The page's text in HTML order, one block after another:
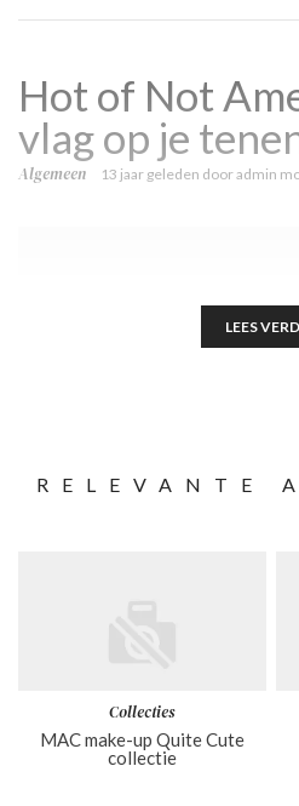
Hot of Not
vlag op je
Algemeen 13 jaar geleden dooradmin
LEES
RELEVANTE
Collecties
MAC make-up Quite Cute
collectie